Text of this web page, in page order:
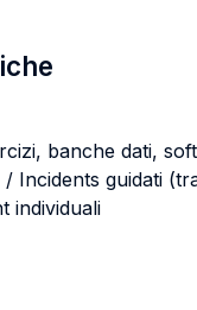
banche dati,
Incidents guidati
individuali